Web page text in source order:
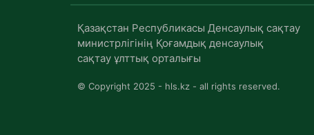
Қазақстан Республикасы Денсаулық сақтау
министрлігінің Қоғамдық денсаулық
сақтау ұлттық орталығы
© Copyright 2025 - hls.kz - all rights reserved.